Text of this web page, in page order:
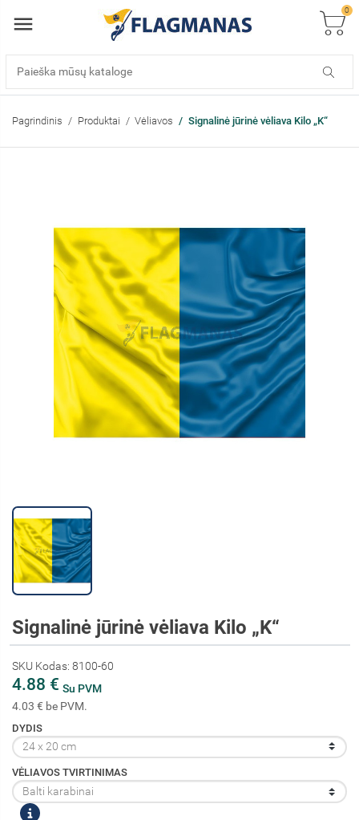
0
Pagrindinis Produktai Vėliavos Signalinė jūrinė vėliava Kilo „K“
Signalinė jūrinė vėliava Kilo „K“
SKU Kodas: 8100-60
4.88 € Su PVM
4.03 € be PVM.
DYDIS
VĖLIAVOS TVIRTINIMAS